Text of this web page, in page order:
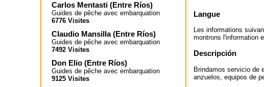
Carlos Mentasti (Entre Ríos)
Guides de pêche avec embarquation
6776 Visites
Claudio Mansilla(Entre Ríos)
Guides de pêche avec embarquation
7492 Visites
Don Elio (Entre Ríos)
Guides de pêche avec embarquation
9125 Visites
Langue
Les informations
montrons l'information
Descripción
Brindamos servicio de
anzuelos, equipos de